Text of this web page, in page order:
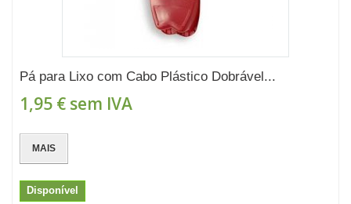
Pá para Lixo com Cabo Plástico Dobrável...
1,95 € sem IVA
MAIS
Disponível